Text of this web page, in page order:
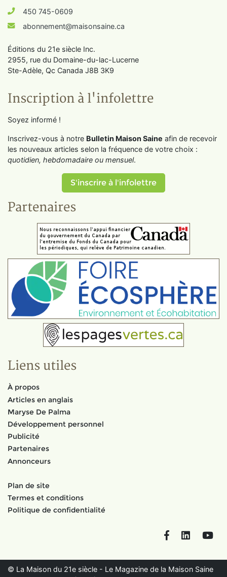
450 745-0609
abonnement@maisonsaine.ca
Éditions du 21e siècle Inc.
2955, rue du Domaine-du-lac-Lucerne
Ste-Adèle, Qc Canada J8B 3K9
Inscription à l'infolettre
Soyez informé !
Inscrivez-vous à notre Bulletin Maison Saine afin de recevoir
les nouveaux articles selon la fréquence de votre choix :
quotidien, hebdomadaire ou mensuel.
S'inscrire à l'infolettre
Partenaires
Liens utiles
À propos
Articles en anglais
Maryse De Palma
Développement personnel
Publicité
Partenaires
Annonceurs
Plan de site
Termes et conditions
Politique de confidentialité
FacebookLinkedIn
© La Maison du 21e siècle - Le Magazine de la Maison Saine